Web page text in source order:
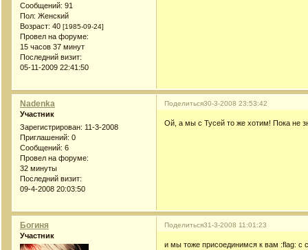
Сообщений: 91
Пол: Женский
Возраст: 40 [1985-09-24]
Провел на форуме:
15 часов 37 минут
Последний визит:
05-11-2009 22:41:50
Поделиться30-3-2008 23:53:42
Nadenka
Участник
Зарегистрирован: 11-3-2008
Приглашений: 0
Сообщений: 6
Провел на форуме:
32 минуты
Последний визит:
09-4-2008 20:03:50
Ой, а мы с Тусей то же хотим! Пока не
Поделиться31-3-2008 11:01:23
Богиня
Участник
и мы тоже присоединимся к вам :flag: с